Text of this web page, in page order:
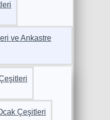
ve Ankastre
Çeşitleri